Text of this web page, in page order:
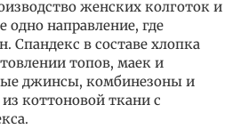
женских колготок и
направление, где
Спандекс в составе хлопка
топов, маек и
джинсы, комбинезоны и
коттоновой ткани с